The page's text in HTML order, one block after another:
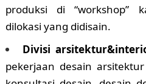
produksi di “workshop”
dilokasi yang didisain.
Divisi
pekerjaan desain